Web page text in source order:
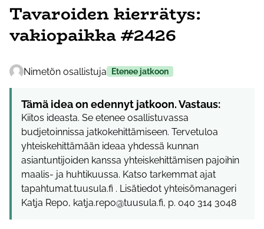
Tavaroiden kierrätys:
vakiopaikka #2426
Nimetön osallistuja Etenee jatkoon
Tämä idea on edennyt jatkoon. Vastaus:
Kiitos ideasta. Se etenee osallistuvassa
budjetoinnissa jatkokehittämiseen. Tervetuloa
yhteiskehittämään ideaa yhdessä kunnan
asiantuntijoiden kanssa yhteiskehittämisen pajoihin
maalis- ja huhtikuussa. Katso tarkemmat ajat
tapahtumat.tuusula.fi . Lisätiedot yhteisömanageri
Katja Repo, katja.repo@tuusula.fi, p. 040 314 3048